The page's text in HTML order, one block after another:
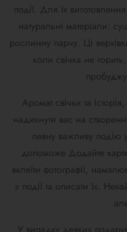
події. Для їх
натуральні матеріали:
рослинну парчу. Ці
коли свічка не
Аромат свічки та
надихнути вас на
певну важливу подію
допоможе Додайте
вклеїти фотографії,
з події та описати їх.